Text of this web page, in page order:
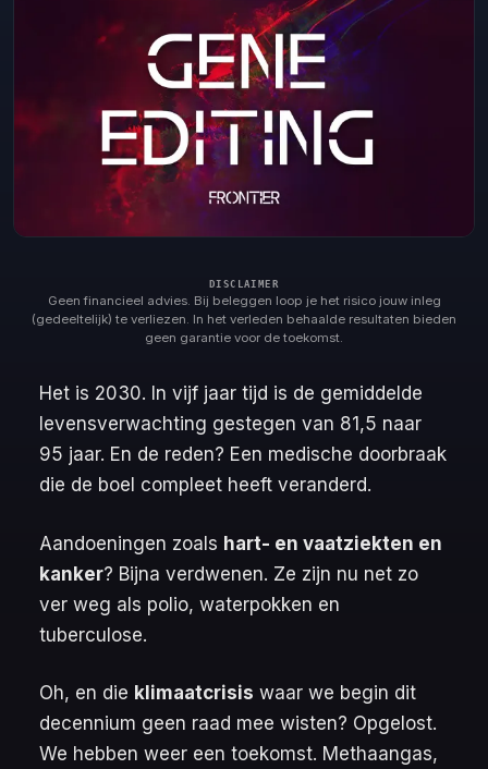
Geen financieel advies. Bij beleggen loop je het risico jouw inleg
(gedeeltelijk) te verliezen. In het verleden behaalde resultaten bieden
geen garantie voor de toekomst.
Het is 2030. In vijf jaar tijd is de gemiddelde
levensverwachting gestegen van 81,5 naar
95 jaar. En de reden? Een medische doorbraak
die de boel compleet heeft veranderd.
Aandoeningen zoals hart- en vaatziekten en
kanker? Bijna verdwenen. Ze zijn nu net zo
ver weg als polio, waterpokken en
tuberculose.
Oh, en die klimaatcrisis waar we begin dit
decennium geen raad mee wisten? Opgelost.
We hebben weer een toekomst. Methaangas,